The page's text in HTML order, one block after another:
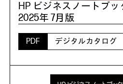
HP ビジネスノートブ
2025年 7月版
PDF デジタルカタログ